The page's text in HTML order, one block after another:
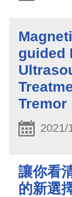
guided
Tremor
2021/
讓你看
的新選